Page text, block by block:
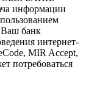
информации
Ваш банк
интернет-
MIR Accept,
потребоваться